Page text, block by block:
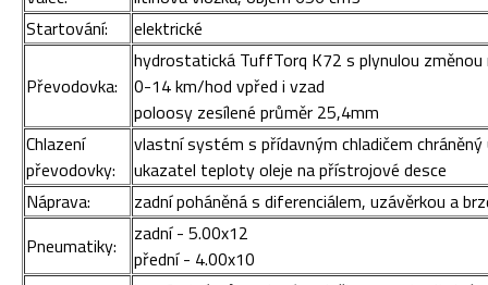
Startování:
elektrické
Převodovka:
hydrostatická TuffTorq K72 s plynulou
0-14 km/hod vpřed i vzad
poloosy zesílené průměr 25,4mm
Chlazení
převodovky:
vlastní systém s přídavným chladičem
ukazatel teploty oleje na přístrojové desce
Náprava:
zadní poháněná s diferenciálem, uzávěrkou a
Pneumatiky:
zadní - 5.00x12
přední - 4.00x10